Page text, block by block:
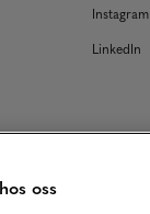
Instagram
LinkedIn
oss